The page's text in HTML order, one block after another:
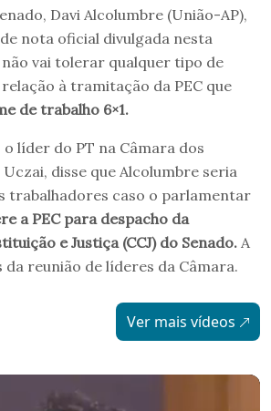
Davi Alcolumbre (União-AP),
nota oficial divulgada nesta
vai tolerar qualquer tipo de
à tramitação da PEC que
de trabalho 6×1.
líder do PT na Câmara dos
disse que Alcolumbre seria
trabalhadores caso o parlamentar
a PEC para despacho da
e Justiça (CCJ) do Senado. A
reunião de líderes da Câmara.
Ver mais vídeos